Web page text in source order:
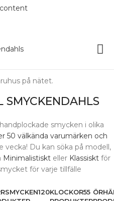
på nätet.
SMYCKENDAHLS
smycken i olika
50 välkända varumärken och
vecka! Du kan söka på modell,
Minimalistiskt eller Klassiskt för
för varje tillfälle
120KLOCKOR55